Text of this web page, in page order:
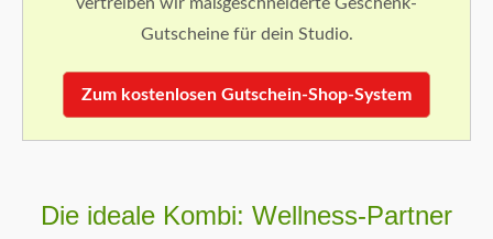
Gutscheine für dein Studio.
Zum kostenlosen Gutschein-Shop-System
Die ideale Kombi: Wellness-Partner